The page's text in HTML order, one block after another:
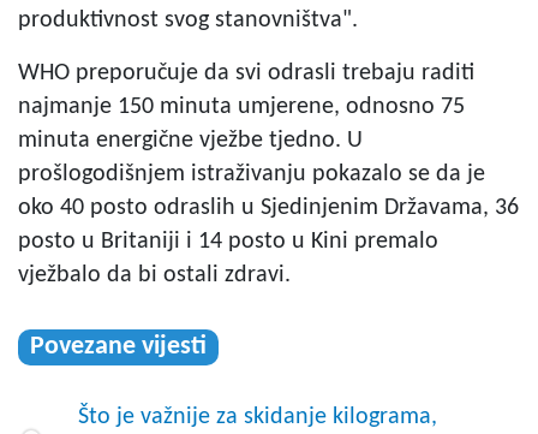
produktivnost svog stanovništva".
WHO preporučuje da svi odrasli trebaju raditi
najmanje 150 minuta umjerene, odnosno 75
minuta energične vježbe tjedno. U
prošlogodišnjem istraživanju pokazalo se da je
oko 40 posto odraslih u Sjedinjenim Državama, 36
posto u Britaniji i 14 posto u Kini premalo
vježbalo da bi ostali zdravi.
Povezane vijesti
Što je važnije za skidanje kilograma,